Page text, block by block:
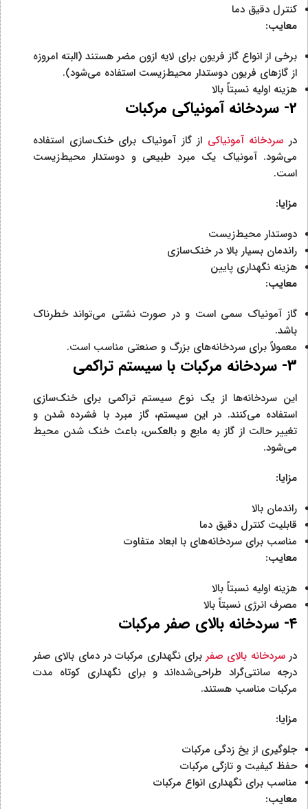
کنترل دقیق دما
معایب:
برخی از انواع گاز فریون برای لایه ازون مضر هستند (البته امروزه
از گازهای فریون دوستدار محیط‌زیست استفاده می‌شود).
هزینه اولیه نسبتاً بالا
2- سردخانه آمونیاکی مرکبات
در سردخانه آمونیاکی از گاز آمونیاک برای خنک‌سازی استفاده
می‌شود. آمونیاک یک مبرد طبیعی و دوستدار محیط‌زیست
است.
مزایا:
دوستدار محیط‌زیست
راندمان بسیار بالا در خنک‌سازی
هزینه نگهداری پایین
معایب:
گاز آمونیاک سمی است و در صورت نشتی می‌تواند خطرناک
باشد.
معمولاً برای سردخانه‌های بزرگ و صنعتی مناسب است.
3- سردخانه مرکبات با سیستم تراکمی
این سردخانه‌ها از یک نوع سیستم تراکمی برای خنک‌سازی
استفاده می‌کنند. در این سیستم، گاز مبرد با فشرده شدن و
تغییر حالت از گاز به مایع و بالعکس، باعث خنک شدن محیط
می‌شود.
مزایا:
راندمان بالا
قابلیت کنترل دقیق دما
مناسب برای سردخانه‌های با ابعاد متفاوت
معایب:
هزینه اولیه نسبتاً بالا
مصرف انرژی نسبتاً بالا
۴- سردخانه بالای صفر مرکبات
درسردخانه بالای صفربرای نگهداری مرکبات در دمای بالای صفر
درجه سانتی‌گراد طراحی‌شده‌اند و برای نگهداری کوتاه مدت
مرکبات مناسب هستند.
مزایا:
جلوگیری از یخ زدگی مرکبات
حفظ کیفیت و تازگی مرکبات
مناسب برای نگهداری انواع مرکبات
معایب: